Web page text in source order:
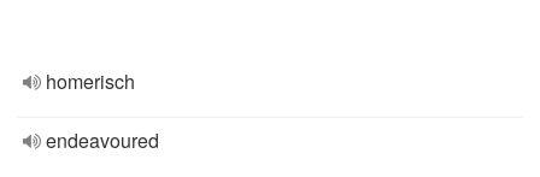
homerisch
endeavoured